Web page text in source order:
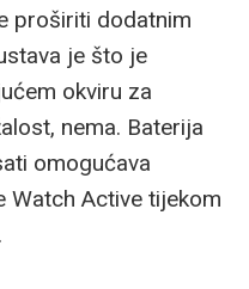
proširiti dodatnim
je što je
okviru za
nema. Baterija
omogućava
Watch Active tijekom